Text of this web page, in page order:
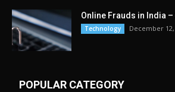
Online Frauds in India –
Technology December 12,
POPULAR CATEGORY